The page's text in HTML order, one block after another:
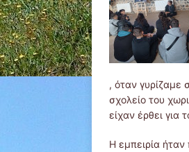
, όταν γυρίζαμε
σχολείο του
είχαν έρθει για
Η εμπειρία